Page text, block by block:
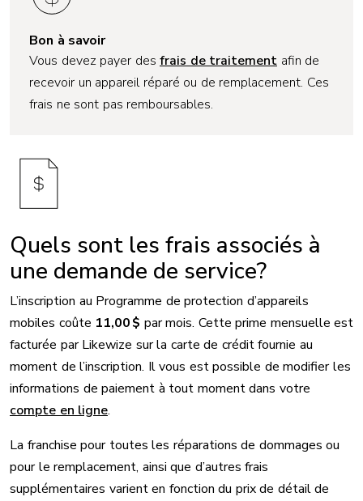
Bon à savoir
Vous devez payer des frais de traitement afin de
recevoir un appareil réparé ou de remplacement. Ces
frais ne sont pas remboursables.
Quels sont les frais associés à
une demande de service?
L’inscription au Programme de protection d’appareils
mobiles coûte 11,00 $ par mois. Cette prime mensuelle est
facturée par Likewize sur la carte de crédit fournie au
moment de l’inscription. Il vous est possible de modifier les
informations de paiement à tout moment dans votre
compte en ligne.
La franchise pour toutes les réparations de dommages ou
pour le remplacement, ainsi que d’autres frais
supplémentaires varient en fonction du prix de détail de